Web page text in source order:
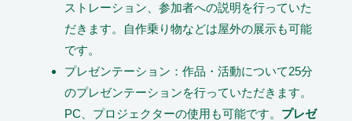
ストレーション、参加者への説明を行っていた
だきます。自作乗り物などは屋外の展示も可能
です。
プレゼンテーション：作品・活動について25分
のプレゼンテーションを行っていただきます。
PC、プロジェクターの使用も可能です。 プレゼ